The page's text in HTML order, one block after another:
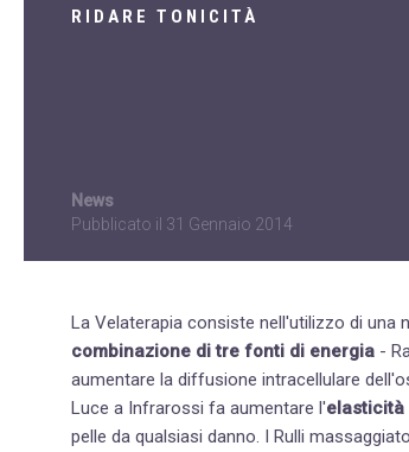
RIDARE TONICITÀ
News
Pubblicato il 31 Gennaio 2014
La Velaterapia consiste nell'utilizzo di
combinazione di tre fonti di energia -
aumentare la diffusione intracellulare
Luce a Infrarossi fa aumentare l'elasticità
pelle da qualsiasi danno. I Rulli